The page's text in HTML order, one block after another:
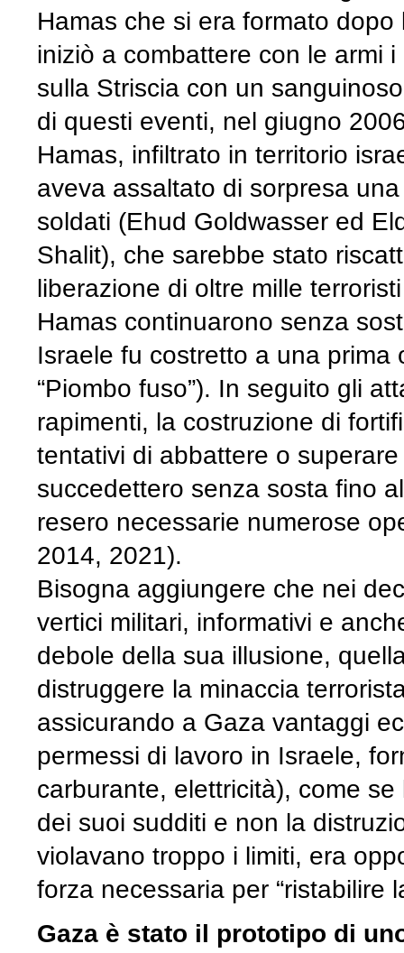
Hamas che si era formato
iniziò a combattere con le armi
sulla Striscia con un
di questi eventi, nel giugno
Hamas, infiltrato in territorio
aveva assaltato di sorpresa
soldati (Ehud Goldwasser ed
Shalit), che sarebbe stato
liberazione di oltre mille
Hamas continuarono senza
Israele fu costretto a una
“Piombo fuso”). In seguito gli
rapimenti, la costruzione di
tentativi di abbattere o
succedettero senza sosta fino
resero necessarie numerose
2014, 2021).
Bisogna aggiungere che nei
vertici militari, informativi e
debole della sua illusione,
distruggere la minaccia
assicurando a Gaza vantaggi
permessi di lavoro in Israele,
carburante, elettricità), come
dei suoi sudditi e non la
violavano troppo i limiti, era
forza necessaria per “ristabilire
Gaza è stato il prototipo di